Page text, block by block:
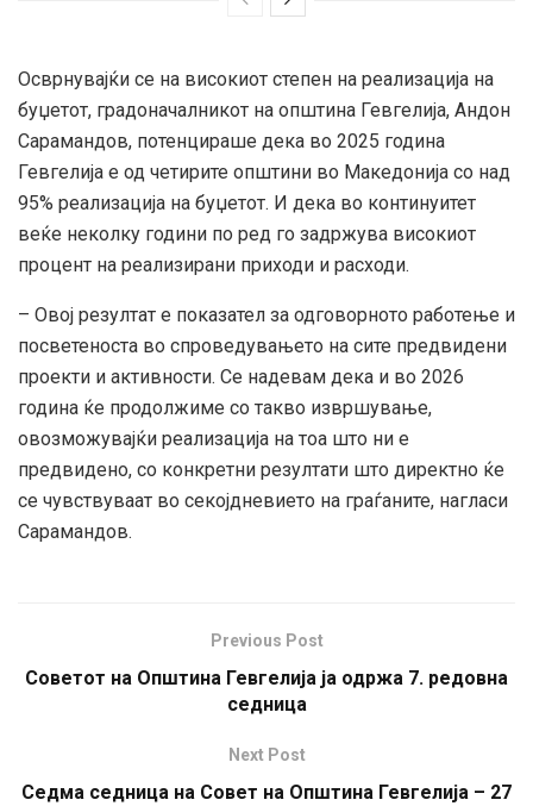
Осврнувајќи се на високиот степен на реализација на
буџетот, градоначалникот на општина Гевгелија, Андон
Сарамандов, потенцираше дека во 2025 година
Гевгелија е од четирите општини во Македонија со над
95% реализација на буџетот. И дека во континуитет
веќе неколку години по ред го задржува високиот
процент на реализирани приходи и расходи.
– Овој резултат е показател за одговорното работење и
посветеноста во спроведувањето на сите предвидени
проекти и активности. Се надевам дека и во 2026
година ќе продолжиме со такво извршување,
овозможувајќи реализација на тоа што ни е
предвидено, со конкретни резултати што директно ќе
се чувствуваат во секојдневието на граѓаните, нагласи
Сарамандов.
Previous Post
Советот на Општина Гевгелија ја одржа 7. редовна
седница
Next Post
Седма седница на Совет на Општина Гевгелија – 27